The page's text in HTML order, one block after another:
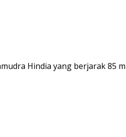
Hindia yang berjarak 85